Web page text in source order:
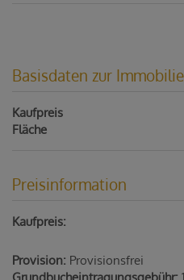
Basisdaten zur Immobilie
Kaufpreis
Fläche
Preisinformation
Kaufpreis:
Provision: Provisionsfrei
Grundbucheintragungsgebühr: